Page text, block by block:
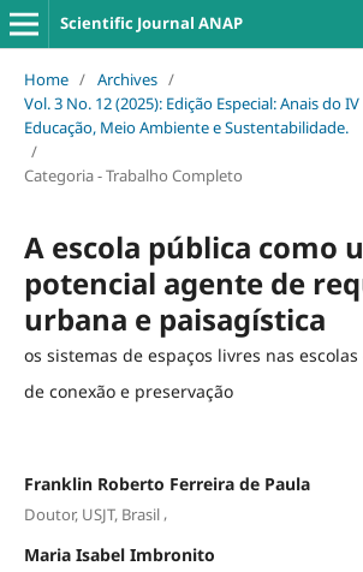
Scientific Journal ANAP
Home / Archives /
Vol. 3 No. 12 (2025): Edição Especial: Anais do
Educação, Meio Ambiente e Sustentabilidade.
/
Categoria - Trabalho Completo
A escola pública como
potencial agente de
urbana e paisagística
os sistemas de espaços livres nas
de conexão e preservação
Franklin Roberto Ferreira de Paula
Doutor, USJT, Brasil,
Maria Isabel Imbronito